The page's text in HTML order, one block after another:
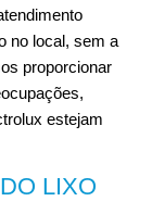
no local, sem a
proporcionar
estejam
LIXO